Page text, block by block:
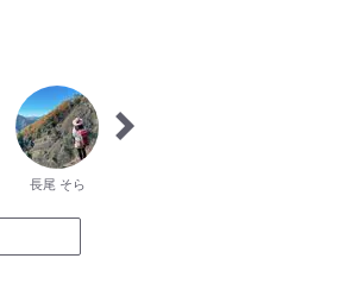
長尾 そら